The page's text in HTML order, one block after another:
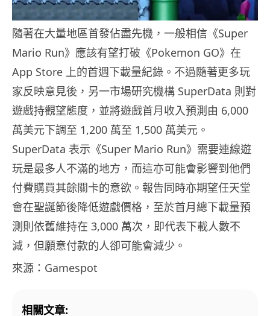
隨著在大量地區首發佔盡先機，一般相信《Super
Mario Run》應該有望打破《Pokemon GO》在
App Store 上的首週下載量紀錄。不過隨著更多玩
家反映意見後，另一市場研究機構 SuperData 則對
遊戲持觀望態度，並將遊戲首月收入預測由 6,000
萬美元下調至 1,200 萬至 1,500 萬美元。
SuperData 表示《Super Mario Run》需要連線遊
玩是最多人不滿的地方，而這亦可能會影響到他們
付費購買其餘關卡的意欲。報告同時亦期望任天堂
會在聖誕節後降低遊戲價格，至於首月總下載量預
測則依舊維持在 3,000 萬次，即代表下載人數不
減，但願意付款的人卻可能會減少。
來源：Gamespot
相關文章: